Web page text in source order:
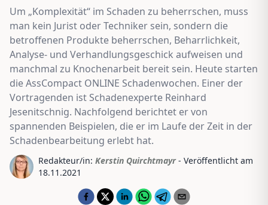
Um „Komplexität“ im Schaden zu beherrschen, muss
man kein Jurist oder Techniker sein, sondern die
betroffenen Produkte beherrschen, Beharrlichkeit,
Analyse- und Verhandlungsgeschick aufweisen und
manchmal zu Knochenarbeit bereit sein. Heute starten
die AssCompact ONLINE Schadenwochen. Einer der
Vortragenden ist Schadenexperte Reinhard
Jesenitschnig. Nachfolgend berichtet er von
spannenden Beispielen, die er im Laufe der Zeit in der
Schadenbearbeitung erlebt hat.
Redakteur/in: Kerstin Quirchtmayr - Veröffentlicht am
18.11.2021